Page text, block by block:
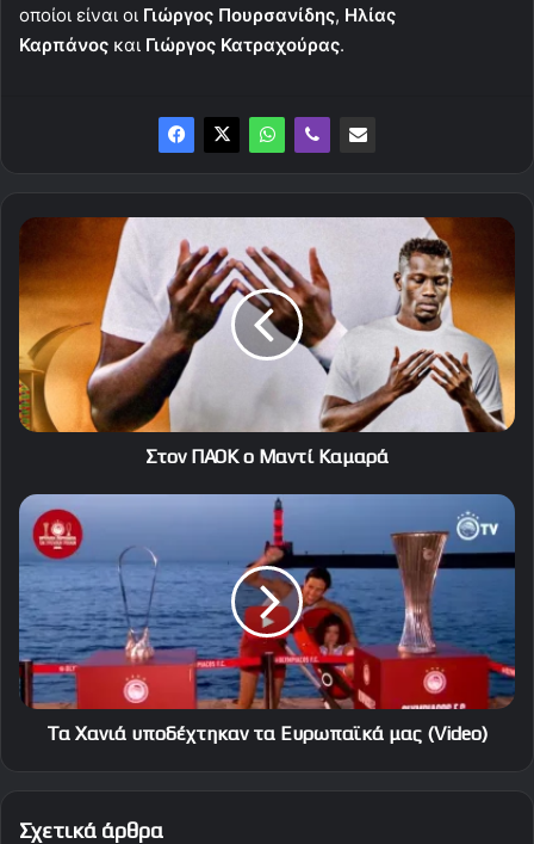
οποίοι είναι οι Γιώργος Πουρσανίδης, Ηλίας
Καρπάνος και Γιώργος Κατραχούρας.
Στον
ο
Μαντί
Καμαρά
Στον ΠΑΟΚ ο Μαντί Καμαρά
Τα
Χανιά
υποδέχτηκαν
Ευρωπαϊκά
μας
(Videο)
Τα Χανιά υποδέχτηκαν τα Ευρωπαϊκά μας (Videο)
Σχετικά άρθρα